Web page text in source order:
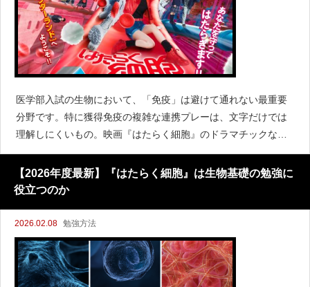
医学部入試の生物において、「免疫」は避けて通れない最重要
分野です。特に獲得免疫の複雑な連携プレーは、文字だけでは
理解しにくいもの。映画『はたらく細胞』のドラマチックな展
開を、そのまま試験対策の知識に変換しましょう。敵を知る：
樹状細胞による「抗原提示」映画の中で、情報を整理し、他の
細
【2026年度最新】『はたらく細胞』は生物基礎の勉強に
役立つのか
2026.02.08 勉強方法